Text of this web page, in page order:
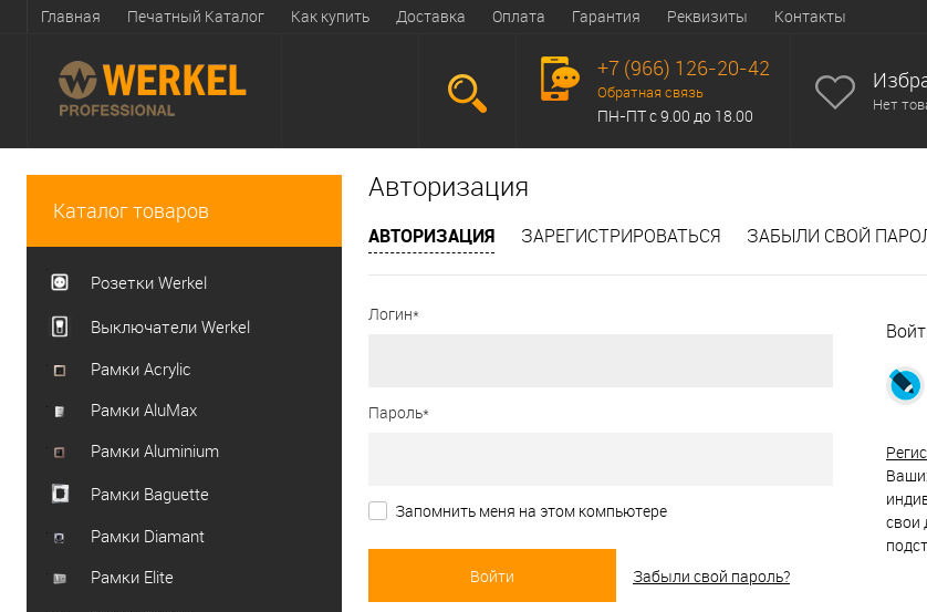
Главная Печатный Каталог Как купить Доставка Оплата Гарантия Реквизиты Контакты
+7 (966) 126-20-42
Обратная связь
ПН-ПТ с 9.00 до 18.00
Нет
Каталог товаров
Розетки Werkel
Выключатели Werkel
Рамки Acrylic
Рамки AluMax
Рамки Aluminium
Рамки Baguette
Рамки Diamant
Рамки Elite
Авторизация
АВТОРИЗАЦИЯ ЗАРЕГИСТРИРОВАТЬСЯ ЗАБЫЛИ СВОЙ
Логин*
Пароль*
Запомнить меня на этом компьютере
Забыли свой пароль?
свои